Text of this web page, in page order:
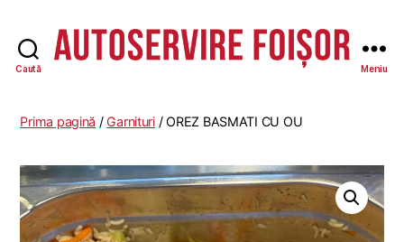
Caută
-
Meniu
Prima pagină /Garnituri/ OREZ BASMATI CU OU